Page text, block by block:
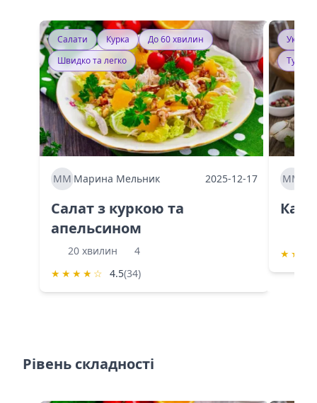
Салати Курка
До 60 хвилин
Швидко та легко
ММ Марина Мельник 2025-12-17
Салат з куркою та
апельсином
20 хвилин
4
★ ★ ★ ★ ☆ 4.5(34)
ММ
★ ★
Рівень складності